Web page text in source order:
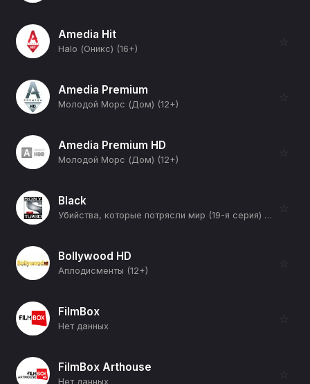
Amedia Hit
Halo (Оникс) (16+)
☆
Amedia Premium
Молодой Морс (Дом) (12+)
☆
Amedia Premium HD
Молодой Морс (Дом) (12+)
☆
Black
Убийства, которые потрясли мир (19-я серия) (12+)
☆
Bollywood HD
Аплодисменты (12+)
☆
FilmBox
Нет данных
☆
FilmBox Arthouse
Нет данных
☆